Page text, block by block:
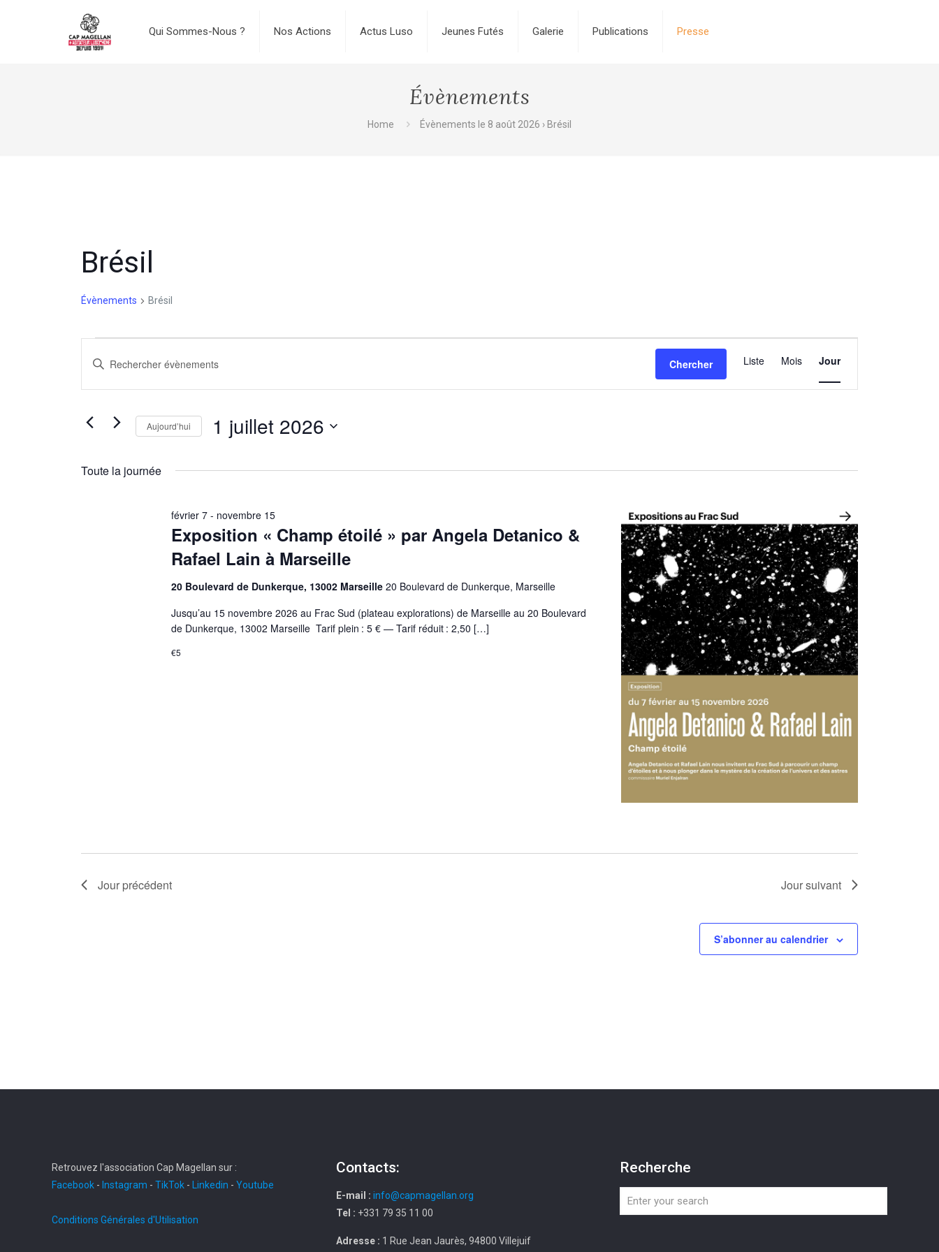
Qui Sommes-Nous ? Nos Actions Actus Luso Jeunes Futés Galerie Publications Presse
Évènements
Home Évènements le 8 août 2026 › Brésil
Brésil
Évènements Brésil
for
1
juillet
et
navigation
de
Évènements
Saisir
clé.
Évènements
Chercher
de
vues
Liste Mois Jour
Aujourd’hui 1 juillet 2026
Toute la journée
Exposition « Champ étoilé » par Angela Detanico &
Rafael Lain à Marseille
février 7 - novembre 15
20 Boulevard de Dunkerque, 13002 Marseille20 Boulevard de Dunkerque, Marseille
Jusqu’au 15 novembre 2026 au Frac Sud (plateau explorations) de Marseille au 20 Boulevard
de Dunkerque, 13002 Marseille Tarif plein : 5 € — Tarif réduit : 2,50 […]
€5
Jour précédent Jour suivant
S’abonner au calendrier
Retrouvez l'association Cap Magellan sur :
Facebook - Instagram - TikTok - Linkedin - Youtube
Conditions Générales d'Utilisation
Contacts:
E-mail : info@capmagellan.org
Tel : +331 79 35 11 00
Adresse : 1 Rue Jean Jaurès, 94800 Villejuif
Recherche